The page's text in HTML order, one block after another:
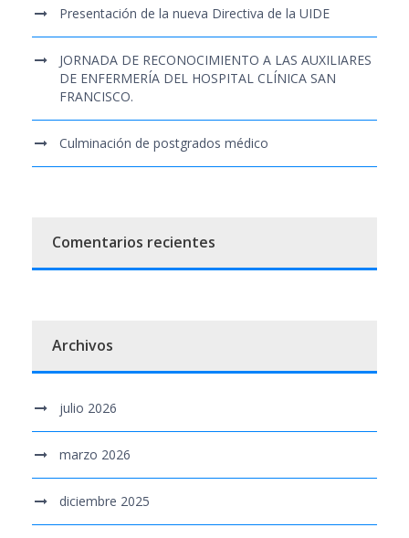
Presentación de la nueva Directiva de la UIDE
JORNADA DE RECONOCIMIENTO A LAS AUXILIARES
DE ENFERMERÍA DEL HOSPITAL CLÍNICA SAN
FRANCISCO.
Culminación de postgrados médico
Comentarios recientes
Archivos
julio 2026
marzo 2026
diciembre 2025